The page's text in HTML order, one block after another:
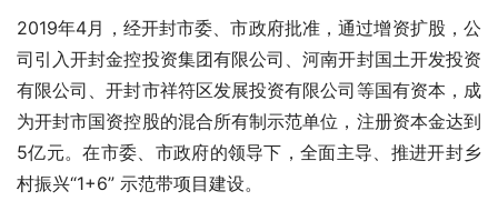
2019年4月，经开封市委、市政府批准，通过增资扩股，公
司引入开封金控投资集团有限公司、河南开封国土开发投资
有限公司、开封市祥符区发展投资有限公司等国有资本，成
为开封市国资控股的混合所有制示范单位，注册资本金达到
5亿元。在市委、市政府的领导下，全面主导、推进开封乡
村振兴“1+6” 示范带项目建设。